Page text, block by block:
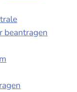
beantragen